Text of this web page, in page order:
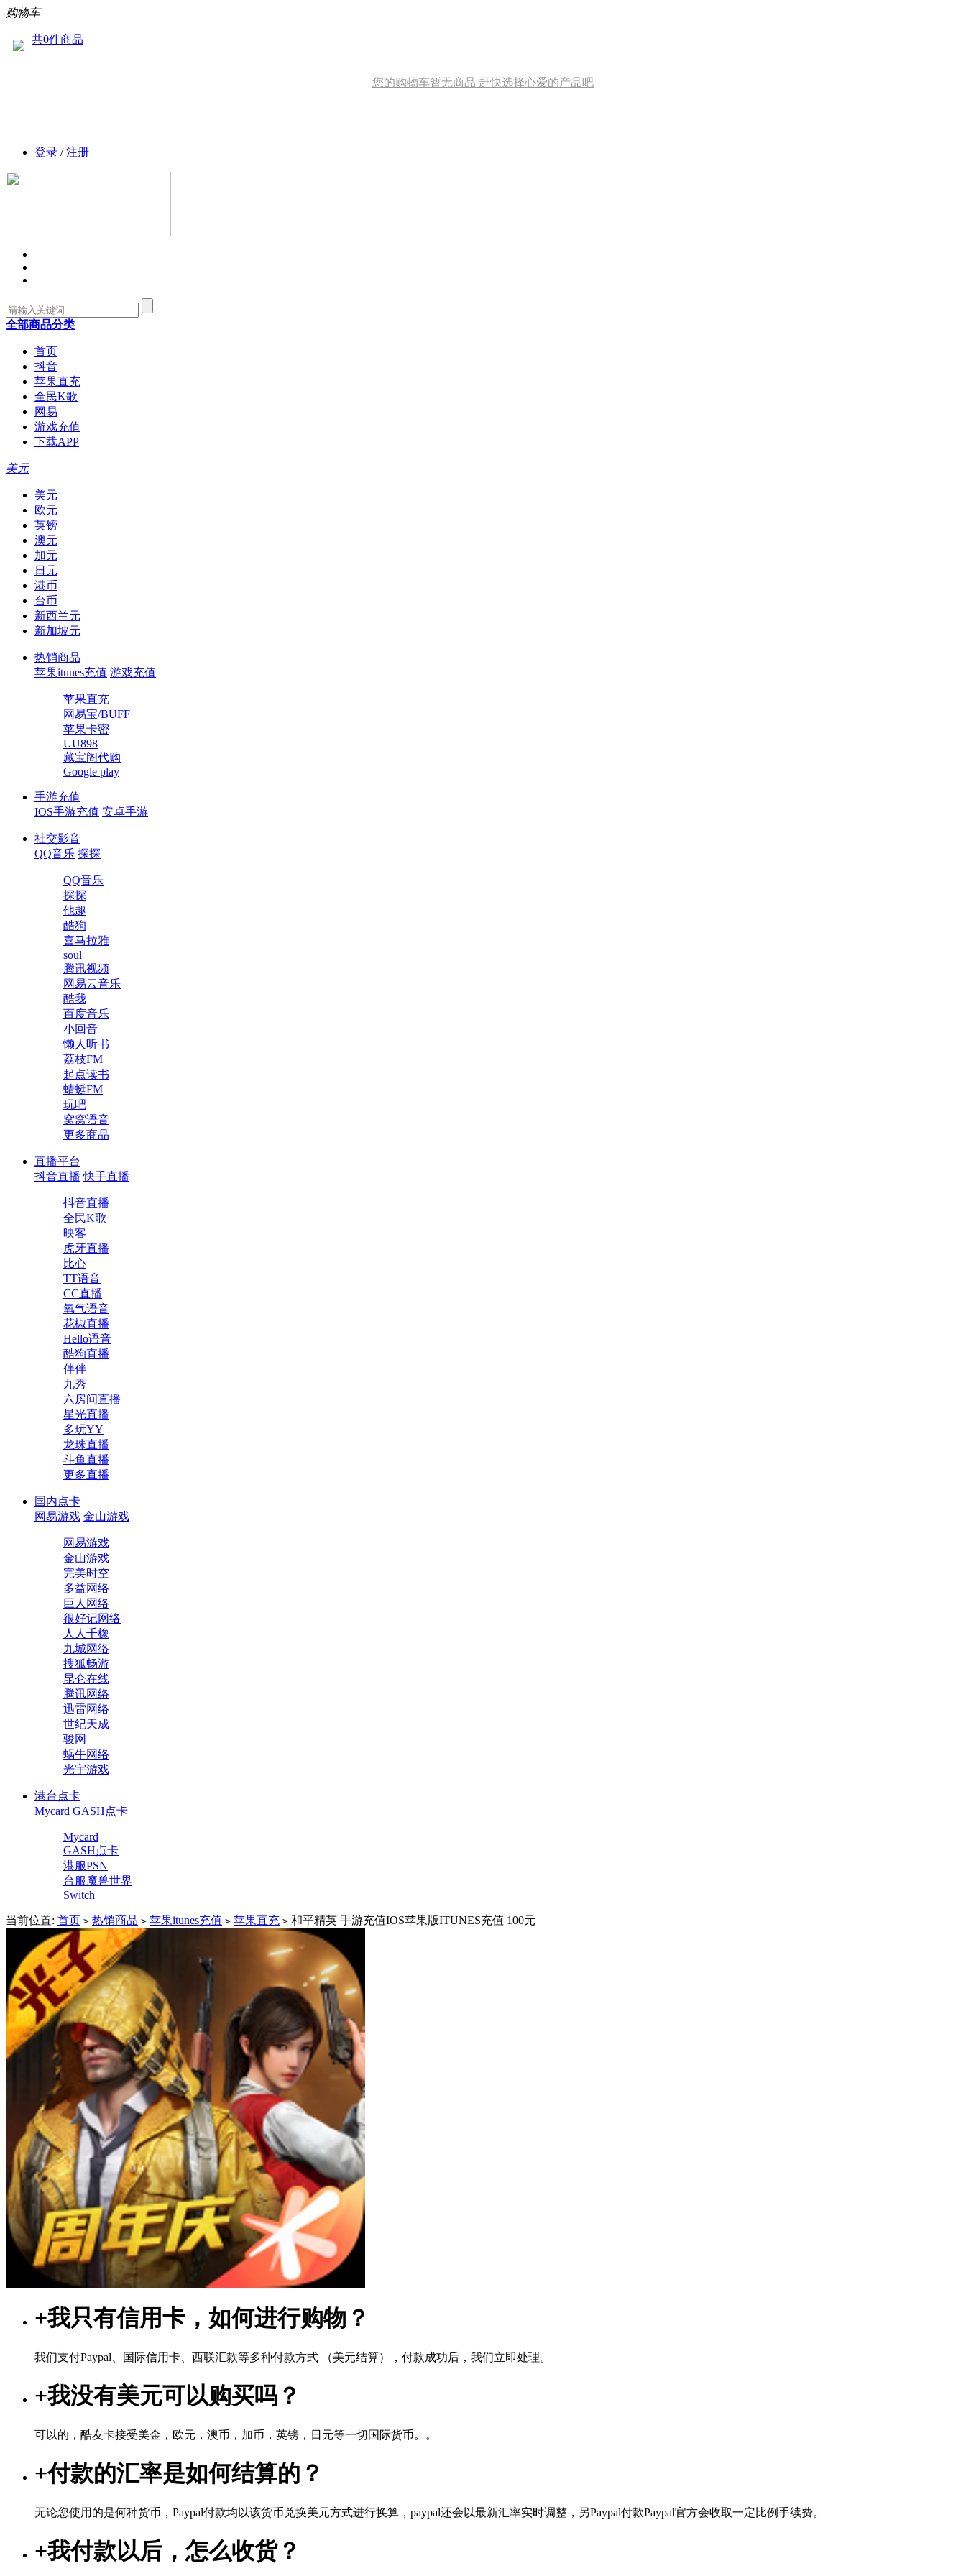
购物车
共0件商品
您的购物车暂无商品 赶快选择心爱的产品吧
登录 /注册
全部商品分类
首页
抖音
苹果直充
全民K歌
网易
游戏充值
下载APP
美元
美元
欧元
英镑
澳元
加元
日元
港币
台币
新西兰元
新加坡元
热销商品
苹果itunes充值 游戏充值
苹果直充
网易宝/BUFF
苹果卡密
UU898
藏宝阁代购
Google play
手游充值
IOS手游充值 安卓手游
社交影音
QQ音乐 探探
QQ音乐
探探
他趣
酷狗
喜马拉雅
soul
腾讯视频
网易云音乐
酷我
百度音乐
小回音
懒人听书
荔枝FM
起点读书
蜻蜓FM
玩吧
窝窝语音
更多商品
直播平台
抖音直播 快手直播
抖音直播
全民K歌
映客
虎牙直播
比心
TT语音
CC直播
氧气语音
花椒直播
Hello语音
酷狗直播
伴伴
九秀
六房间直播
星光直播
多玩YY
龙珠直播
斗鱼直播
更多直播
国内点卡
网易游戏 金山游戏
网易游戏
金山游戏
完美时空
多益网络
巨人网络
很好记网络
人人千橡
九城网络
搜狐畅游
昆仑在线
腾讯网络
迅雷网络
世纪天成
骏网
蜗牛网络
光宇游戏
港台点卡
Mycard GASH点卡
Mycard
GASH点卡
港服PSN
台服魔兽世界
Switch
当前位置: 首页 > 热销商品 > 苹果itunes充值 > 苹果直充 > 和平精英 手游充值IOS苹果版ITUNES充值 100元
+我只有信用卡，如何进行购物？
我们支付Paypal、国际信用卡、西联汇款等多种付款方式 （美元结算），付款成功后，我们立即处理。
+我没有美元可以购买吗？
可以的，酷友卡接受美金，欧元，澳币，加币，英镑，日元等一切国际货币。。
+付款的汇率是如何结算的？
无论您使用的是何种货币，Paypal付款均以该货币兑换美元方式进行换算，paypal还会以最新汇率实时调整，另Paypal付款Paypal官方会收取一定比例手续费。
+我付款以后，怎么收货？